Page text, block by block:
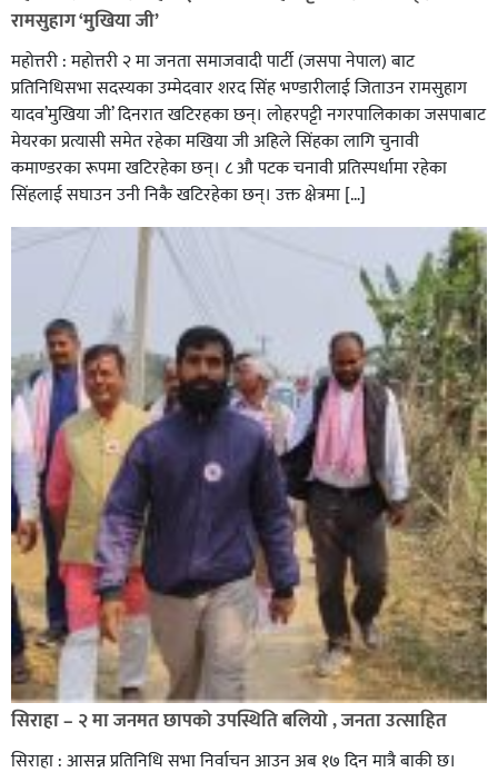
सिराहाको औरहीमा जेन-जी भेला सम्पन्न
रामसुहाग ‘मुखिया जी’
महोत्तरी : महोत्तरी २ मा जनता समाजवादी पार्टी (जसपा नेपाल) बाट
प्रतिनिधिसभा सदस्यका उम्मेदवार शरद सिंह भण्डारीलाई जिताउन रामसुहाग
यादव’मुखिया जी’ दिनरात खटिरहका छन्। लोहरपट्टी नगरपालिकाका जसपाबाट
मेयरका प्रत्यासी समेत रहेका मखिया जी अहिले सिंहका लागि चुनावी
कमाण्डरका रूपमा खटिरहेका छन्। ८ औ पटक चनावी प्रतिस्पर्धामा रहेका
सिंहलाई सघाउन उनी निकै खटिरहेका छन्। उक्त क्षेत्रमा […]
सिराहा – २ मा जनमत छापको उपस्थिति बलियो , जनता उत्साहित
सिराहा : आसन्न प्रतिनिधि सभा निर्वाचन आउन अब १७ दिन मात्रै बाकी छ।